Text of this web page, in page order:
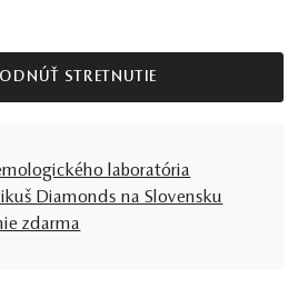
STRETNUTIE
laboratória
Diamonds na Slovensku
zdarma